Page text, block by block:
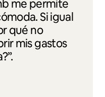
me permite
Si igual
qué no
mis gastos